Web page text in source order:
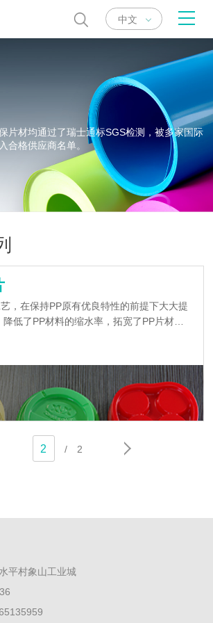
中文
片材均通过了瑞士通标SGS检测，被多家国际
合格供应商名单。
，在保持PP原有优良特性的前提下大大提
低了PP材料的缩水率，拓宽了PP片材的
端电子、食品包装。
2 / 2
平村象山工业城